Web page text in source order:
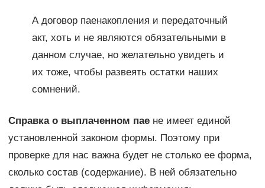
А договор паенакопления и передаточный
акт, хоть и не являются обязательными в
данном случае, но желательно увидеть и
их тоже, чтобы развеять остатки наших
сомнений.
Справка о выплаченном паене имеет единой
установленной законом формы. Поэтому при
проверке для нас важна будет не столько ее форма,
сколько состав (содержание). В ней обязательно